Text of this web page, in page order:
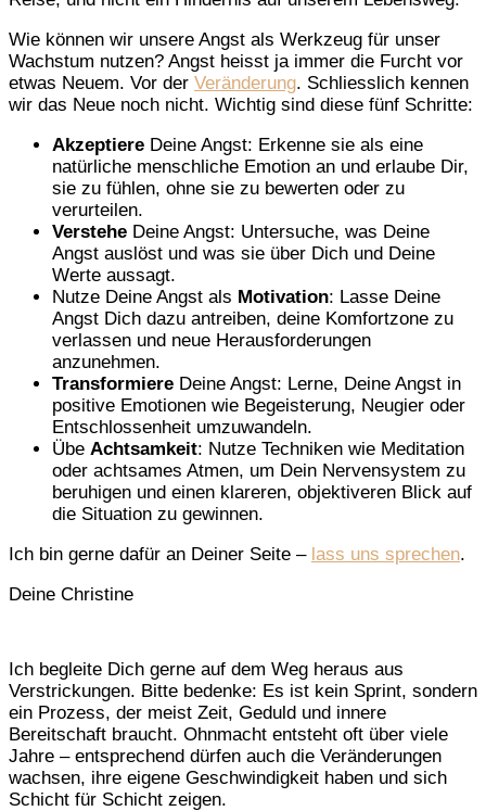
Wie können wir unsere Angst als Werkzeug für unser
Wachstum nutzen? Angst heisst ja immer die Furcht vor
etwas Neuem. Vor der Veränderung. Schliesslich kennen
wir das Neue noch nicht. Wichtig sind diese fünf Schritte:
Akzeptiere Deine Angst: Erkenne sie als eine
natürliche menschliche Emotion an und erlaube Dir,
sie zu fühlen, ohne sie zu bewerten oder zu
verurteilen.
Verstehe Deine Angst: Untersuche, was Deine
Angst auslöst und was sie über Dich und Deine
Werte aussagt.
Nutze Deine Angst als Motivation: Lasse Deine
Angst Dich dazu antreiben, deine Komfortzone zu
verlassen und neue Herausforderungen
anzunehmen.
Transformiere Deine Angst: Lerne, Deine Angst in
positive Emotionen wie Begeisterung, Neugier oder
Entschlossenheit umzuwandeln.
Übe Achtsamkeit: Nutze Techniken wie Meditation
oder achtsames Atmen, um Dein Nervensystem zu
beruhigen und einen klareren, objektiveren Blick auf
die Situation zu gewinnen.
Ich bin gerne dafür an Deiner Seite – lass uns sprechen.
Deine Christine
Ich begleite Dich gerne auf dem Weg heraus aus
Verstrickungen. Bitte bedenke: Es ist kein Sprint, sondern
ein Prozess, der meist Zeit, Geduld und innere
Bereitschaft braucht. Ohnmacht entsteht oft über viele
Jahre – entsprechend dürfen auch die Veränderungen
wachsen, ihre eigene Geschwindigkeit haben und sich
Schicht für Schicht zeigen.